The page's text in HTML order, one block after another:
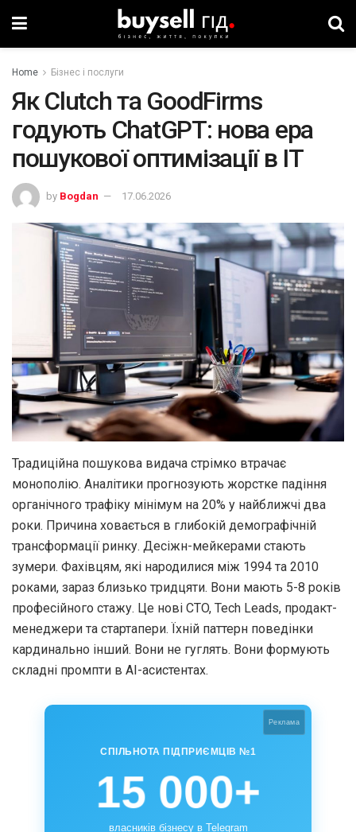
Home Бізнес і послуги
Як Clutch та GoodFirms
годують ChatGPT: нова ера
пошукової оптимізації в IT
by Bogdan 17.06.2026
Традиційна пошукова видача стрімко втрачає
монополію. Аналітики прогнозують жорстке падіння
органічного трафіку мінімум на 20% у найближчі два
роки. Причина ховається в глибокій демографічній
трансформації ринку. Десіжн-мейкерами стають
зумери. Фахівцям, які народилися між 1994 та 2010
роками, зараз близько тридцяти. Вони мають 5-8 років
професійного стажу. Це нові CTO, Tech Leads, продакт-
менеджери та стартапери. Їхній паттерн поведінки
кардинально інший. Вони не гуглять. Вони формують
складні промпти в AI-асистентах.
Реклама
СПІЛЬНОТА ПІДПРИЄМЦІВ №1
15 000+
власників бізнесу в Telegram